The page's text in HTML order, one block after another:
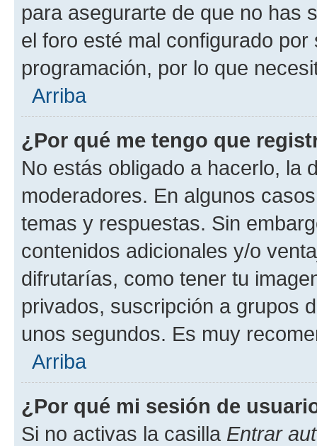
para asegurarte de que no has
el foro esté mal configurado
programación, por lo que
Arriba
¿Por qué me tengo que
No estás obligado a hacerlo, la
moderadores. En algunos
temas y respuestas. Sin
contenidos adicionales y/o
difrutarías, como tener tu
privados, suscripción a grupos
unos segundos. Es muy
Arriba
¿Por qué mi sesión de
Si no activas la casilla Entrar